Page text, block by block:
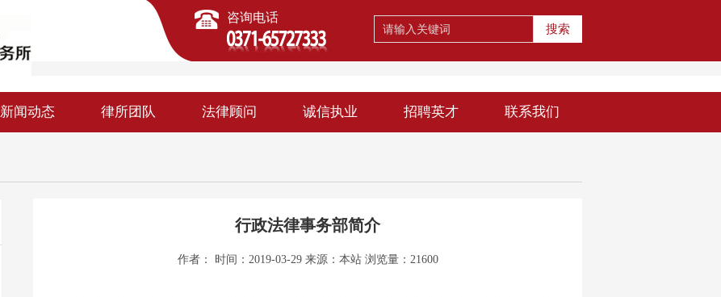
咨询电话
搜索
新闻动态 律所团队 法律顾问 诚信执业 招聘英才 联系我们
行政法律事务部简介
作者： 时间：2019-03-29 来源： 本站浏览量：21600